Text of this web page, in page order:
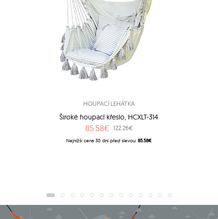
HOUPACÍ LEHÁTKA
Široké houpací křeslo, HCXLT-314
85.58€ 122.26€
Nejnižší cena 30 dní před slevou:85.58€